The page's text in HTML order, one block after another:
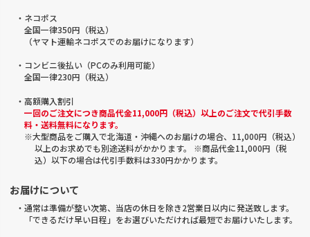
・ネコポス
全国一律350円（税込）
（ヤマト運輸ネコポスでのお届けになります）
・コンビニ後払い（PCのみ利用可能）
全国一律230円（税込）
・高額購入割引
一回のご注文につき商品代金11,000円（税込）以上のご注文で代引手数
料・送料無料になります。
※大型商品をご購入で北海道・沖縄へのお届けの場合、11,000円（税込）
以上のお求めでも別途送料がかかります。 ※商品代金11,000円（税
込）以下の場合は代引手数料は330円かかります。
お届けについて
・通常は準備が整い次第、当店の休日を除き2営業日以内に発送致します。
「できるだけ早い日程」をお選びいただければ最短でお届けいたします。